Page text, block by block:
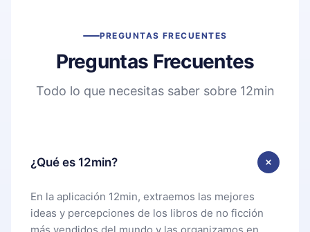
PREGUNTAS FRECUENTES
Preguntas Frecuentes
Todo lo que necesitas saber sobre 12min
¿Qué es 12min?
En la aplicación 12min, extraemos las mejores
ideas y percepciones de los libros de no ficción